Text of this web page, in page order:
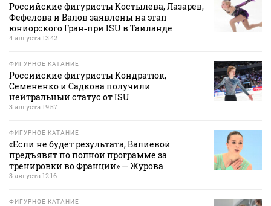
Российские фигуристы Костылева, Лазарев,
Фефелова и Валов заявлены на этап
юниорского Гран‑при ISU в Таиланде
4 августа 13:42
ФИГУРНОЕ КАТАНИЕ
Российские фигуристы Кондратюк,
Семененко и Садкова получили
нейтральный статус от ISU
3 августа 19:57
ФИГУРНОЕ КАТАНИЕ
«Если не будет результата, Валиевой
предъявят по полной программе за
тренировки во Франции» — Журова
3 августа 12:16
ФИГУРНОЕ КАТАНИЕ